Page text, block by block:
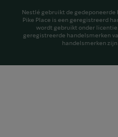
Nestlé gebruikt de gedeponeerde
Pike Place is een geregistreerd
wordt gebruikt onder
geregistreerde handelsmerken
handelsmerken